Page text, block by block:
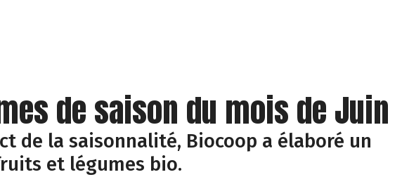
de saison du mois de Juin
de la saisonnalité, Biocoop a élaboré un
et légumes bio.